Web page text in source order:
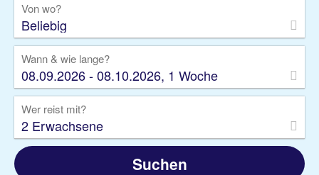
Von wo?
Beliebig
Wann & wie lange?
08.09.2026 - 08.10.2026, 1 Woche
Wer reist mit?
2 Erwachsene
Suchen